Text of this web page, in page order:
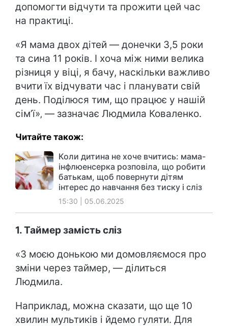
допомогти відчути та прожити цей час
на практиці.
«Я мама двох дітей — донечки 3,5 роки
та сина 11 років. І хоча між ними велика
різниця у віці, я бачу, наскільки важливо
вчити їх відчувати час і планувати свій
день. Поділюся тим, що працює у нашій
сім’ї»‚ — зазначає Людмила Коваленко.
Читайте також:
Коли дитина не хоче вчитись: мама-
інфлюенсерка розповіла, що робити
батькам, щоб повернути дітям
інтерес до навчання без тиску і сліз
15:30 | 05.06.2025
1. Таймер замість сліз
«З моєю донькою ми домовляємося про
зміни через таймер, — ділиться
Людмила.
Наприклад, можна сказати, що ще 10
хвилин мультиків і йдемо гуляти. Для